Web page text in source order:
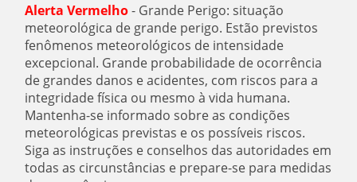
Alerta Vermelho- Grande Perigo: situação
meteorológica de grande perigo. Estão previstos
fenômenos meteorológicos de intensidade
excepcional. Grande probabilidade de ocorrência
de grandes danos e acidentes, com riscos para a
integridade física ou mesmo à vida humana.
Mantenha-se informado sobre as condições
meteorológicas previstas e os possíveis riscos.
Siga as instruções e conselhos das autoridades em
todas as circunstâncias e prepare-se para medidas